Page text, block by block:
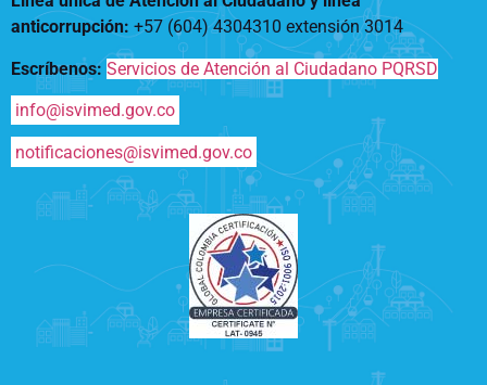
Más Información sobre Accesibilidad
anticorrupción: +57 (604) 4304310 extensión3014
Escríbenos: Servicios de Atención al Ciudadano PQRSD
info@isvimed.gov.co
notificaciones@isvimed.gov.co